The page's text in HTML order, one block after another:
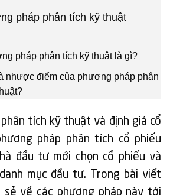
pháp phân tích kỹ thuật
pháp phân tích kỹ thuật là gì?
nhược điểm của phương pháp phân
tích kỹ thuật và định giá cổ
pháp phân tích cổ phiếu
đầu tư mới chọn cổ phiếu và
mục đầu tư. Trong bài viết
sẻ về các phương pháp này tới